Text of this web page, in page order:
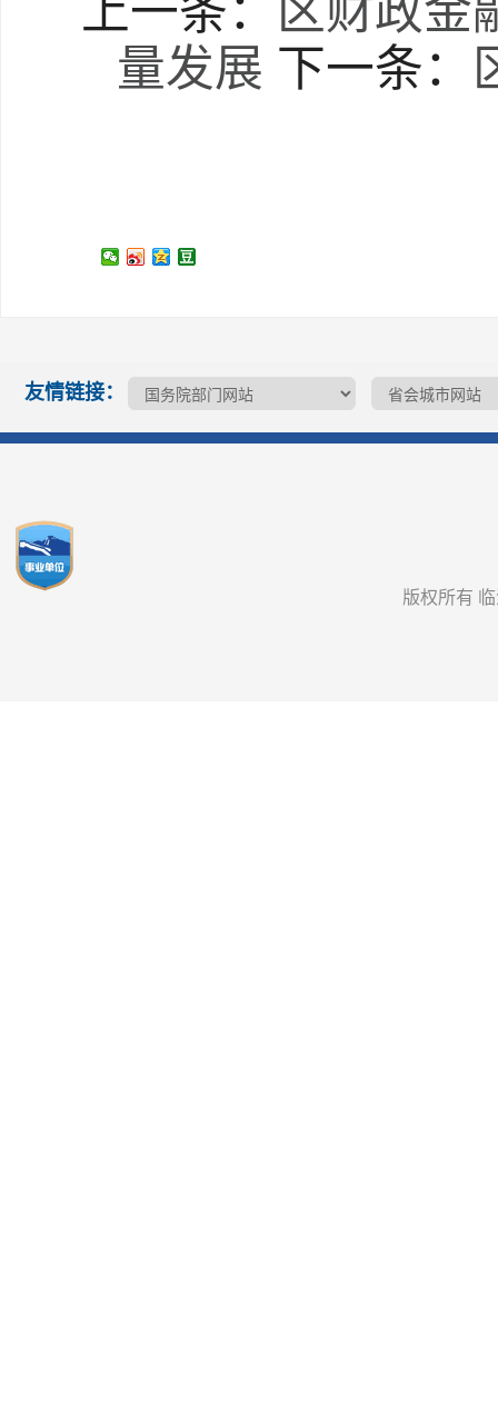
上一条：
区财政金
量发展 下一条：
友情链接：
版权所有